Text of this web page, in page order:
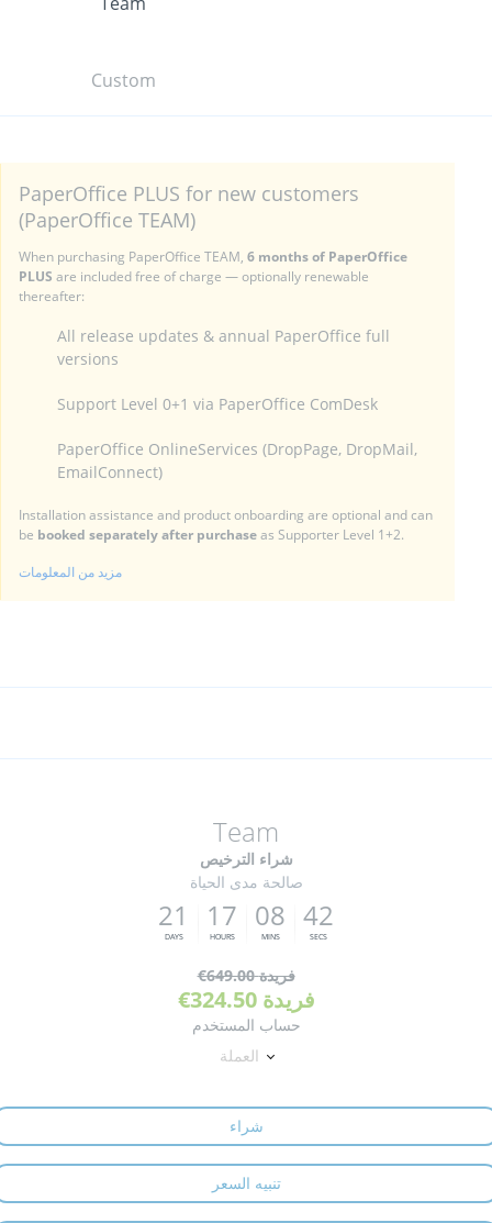
Custom
PaperOffice PLUS for new customers
(PaperOffice TEAM)
When purchasing PaperOffice TEAM, 6 months of PaperOffice
PLUS are included free of charge — optionally renewable
thereafter:
All release updates & annual PaperOffice full
versions
Support Level 0+1 via PaperOffice ComDesk
PaperOffice OnlineServices (DropPage, DropMail,
EmailConnect)
Installation assistance and product onboarding are optional and can
be booked separately after purchaseas Supporter Level 1+2.
مزيد من المعلومات
Team
شراء الترخيص
صالحة مدى الحياة
21 17 08 41
€649.00 فريدة
€324.50 فريدة
حساب المستخدم
العملة
شراء
تنبيه السعر